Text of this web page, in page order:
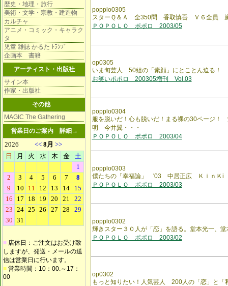
歴史・地理・旅行
美術・文学・宗教・建造物
カルチャ
アニメ・コミック・キャラク
タ
児童 雑誌 かるた ﾄﾗﾝﾌﾟ
企画本 書籍
アーティスト・出版社
サイン本
作家・出版社
その他
MAGIC The Gathering
営業日のご案内 詳細→
■ 店休日：ご注文はお受け致
しますが、発送・メールの送
信は営業日に行います。
■ 営業時間：10：00.～17：
00
popplo0305
スターＱ＆Ａ 全350問 香取慎吾 Ｖ６全員
ＰＯＰＯＬＯ ポポロ 2003/05
op0305
いま旬芸人 50組の「素顔」にとことん迫る！
お笑いポポロ 200305増刊 Vol.03
popplo0304
服を脱いだ！心も脱いだ！まる裸の30ページ
明 今井翼・・・
ＰＯＰＯＬＯ ポポロ 2003/04
popplo0303
僕たちの「幸福論」 '03 中居正広 Ｋｉｎ
ＰＯＰＯＬＯ ポポロ 2003/03
popplo0302
輝きスター３０人が「恋」を語る。堂本光一、
ＰＯＰＯＬＯ ポポロ 2003/02
op0302
もっと知りたい！人気芸人 200人の「恋」と「